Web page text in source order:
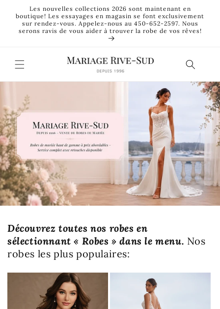
passer
au
contenu
Les nouvelles collections 2026 sont maintenant en
boutique! Les essayages en magasin se font exclusivement
sur rendez-vous. Appelez-nous au 450-652-2597. Nous
serons ravis de vous aider à trouver la robe de vos rêves!
Découvrez toutes nos robes en
sélectionnant « Robes » dans le menu. Nos
robes les plus populaires: